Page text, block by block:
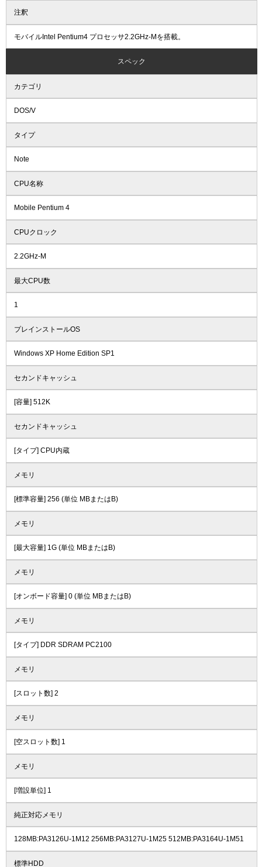
注釈
モバイルIntel Pentium4 プロセッサ2.2GHz-Mを搭載。
スペック
カテゴリ
DOS/V
タイプ
Note
CPU名称
Mobile Pentium 4
CPUクロック
2.2GHz-M
最大CPU数
1
プレインストールOS
Windows XP Home Edition SP1
セカンドキャッシュ
[容量] 512K
セカンドキャッシュ
[タイプ] CPU内蔵
メモリ
[標準容量] 256 (単位 MBまたはB)
メモリ
[最大容量] 1G (単位 MBまたはB)
メモリ
[オンボード容量] 0 (単位 MBまたはB)
メモリ
[タイプ] DDR SDRAM PC2100
メモリ
[スロット数] 2
メモリ
[空スロット数] 1
メモリ
[増設単位] 1
純正対応メモリ
128MB:PA3126U-1M12 256MB:PA3127U-1M25 512MB:PA3164U-1M51
標準HDD